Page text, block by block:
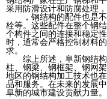
采用防滑设计和防腐处理
，钢结构的配件也是
栓等。这些配件在整个钢
个构件之间的连接和稳定
时，通常会严格控制材料
求。
综上所述，阜新钢结
柱、钢梁、钢框架、钢网
地区的钢结构加工技术也
品和服务。在未来的发展
阜新的城市建设贡献力量。